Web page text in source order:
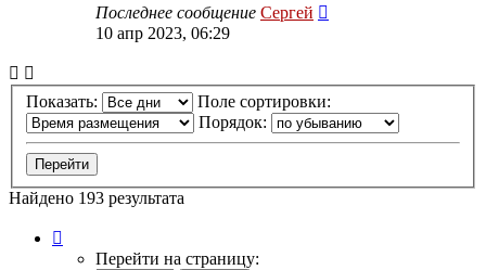
Последнее сообщение Сергей
10 апр 2023, 06:29
Показать:
Поле сортировки:
Порядок:
Найдено 193 результата
Перейти на страницу: